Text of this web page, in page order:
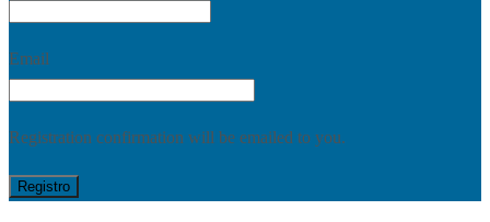
Email
Registration confirmation will be emailed to you.